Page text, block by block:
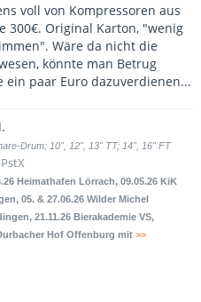
voll von Kompressoren aus
300€. Original Karton, "wenig
Wäre da nicht die
könnte man Betrug
paar Euro dazuverdienen...
Drum; 10", 12", 13" TT; 14", 16" FT
Heimathafen Lörrach, 09.05.26 KiK
05. & 27.06.26 Wilder Michel
21.11.26 Bierakademie VS,
Hof Offenburg mit >>